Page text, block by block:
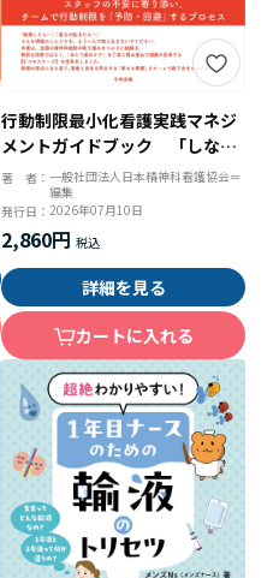
行動制限最小化看護実践マネジ
メントガイドブック 「しな
い」をあたり前にする支援と組
織のつくり方
著 者： 一般社団法人日本精神科看護協会＝
編集
発行日： 2026年07月10日
2,860円
詳細を見る
カートに入れる